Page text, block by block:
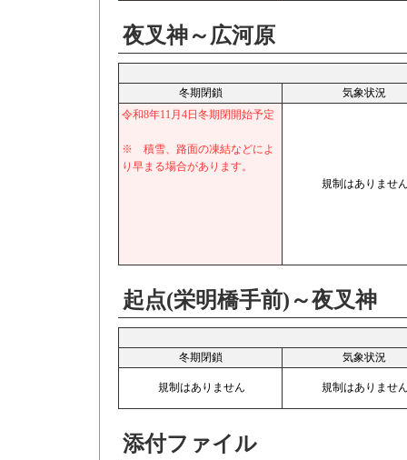
夜叉神～広河原
冬期閉鎖
気象状況
令和8年11月4日冬期閉開始予定
※ 積雪、路面の凍結などによ
り早まる場合があります。
規制はありませ
起点(栄明橋手前)～夜叉神
冬期閉鎖 気象状況
規制はありません 規制はありませ
添付ファイル